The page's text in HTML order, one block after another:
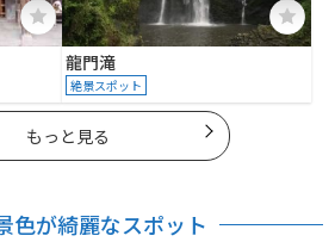
龍門滝
絶景スポット
もっと見る
色が綺麗なスポット